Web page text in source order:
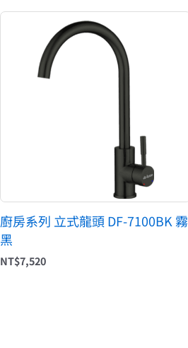
廚房系列 立式龍頭 DF-7100BK 霧
黑
NT$7,520